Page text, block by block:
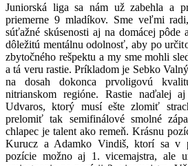
Juniorská liga sa nám už zabehla a
priemerne 9 mladíkov. Sme veľmi
súťažné skúsenosti aj na domácej
dôležitú mentálnu odolnosť, aby po
zbytočného rešpektu a my sme mohli
a tá veru rastie. Príkladom je Sebko
na dosah dokonca prvoligovú
nitrianskom regióne. Rastie naďalej
Udvaros, ktorý musí ešte zlomiť
prelomiť tak semifinálové smolné
chlapec je talent ako remeň. Krásnu
Kurucz a Adamko Vindiš, ktorí sa v
pozície možno aj 1. vicemajstra, ale